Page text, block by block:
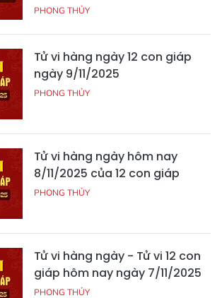
PHONG THỦY
Tử vi hàng ngày 12 con giáp
ngày 9/11/2025
PHONG THỦY
Tử vi hàng ngày hôm nay
8/11/2025 của 12 con giáp
PHONG THỦY
Tử vi hàng ngày - Tử vi 12 con
giáp hôm nay ngày 7/11/2025
PHONG THỦY